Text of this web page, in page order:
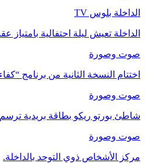
الداخلة بلوس TV
الداخلة تعيش ليلة احتفالية
صوت وصورة
اختتام النسخة الثانية من برنامج
صوت وصورة
شاطئ بورتو ريكو بطاقة بريدية
صوت وصورة
مركز الأشخاص ذوي التوحد بالداخلة.